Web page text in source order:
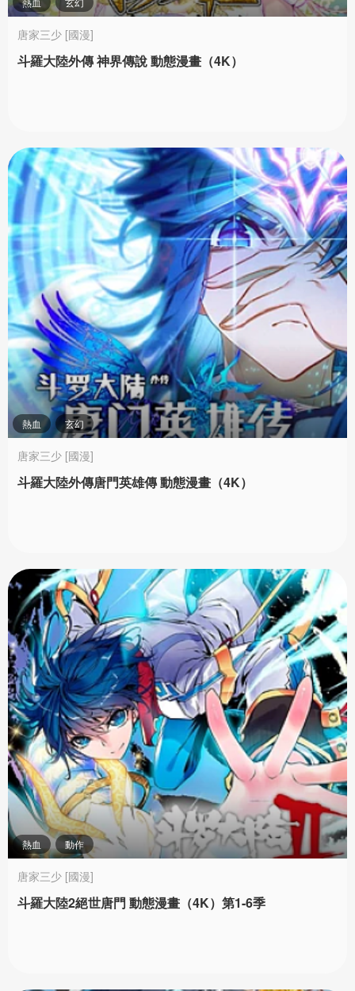
唐家三少 [國漫]
斗羅大陸外傳 神界傳說 動態漫畫（4K）
熱血 玄幻
唐家三少 [國漫]
斗羅大陸外傳唐門英雄傳 動態漫畫（4K）
熱血 動作
唐家三少 [國漫]
斗羅大陸2絕世唐門 動態漫畫（4K）第1-6季